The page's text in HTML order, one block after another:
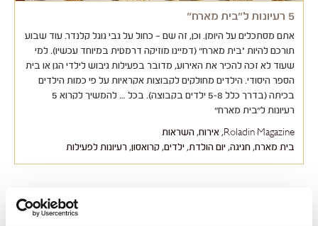
5 רעיונות ל"בית מארח"
אתם מסתכלים על היומן. וכן, זה שם – כחול על גבי גוגל קלנדר. עוד שבוע
תורכם להיות "בית מארח" (דמיינו מוזיקה דרמטית במיוחד עכשיו). למי
שעוד לא זכה להכיר את האירוע, מדובר בפעילות גיבוש לילדי הגן או בית
הספר היסודי. הילדים מחולקים לקבוצות אקראיות על פי כמות הילדים
בכיתה (בדרך כלל 5-8 ילדים בקבוצה). בכל … להמשיך לקרוא 5
רעיונות ל"בית מארח"
Roladin Magazine
, אירוח, השראות
בית מארח, חגיגה,יום הולדת,ילדים, קרואסון,רעיונות לפעילות